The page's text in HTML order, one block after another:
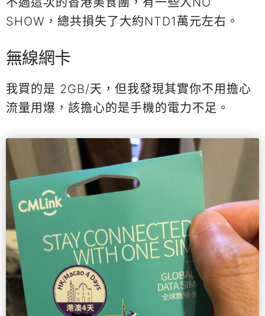
SHOW，總共損失了大約NTD1萬元左右。
無線網卡
我買的是 2GB/天，但我發現其實你不用擔心
流量用爆，該擔心的是手機的電力不足。